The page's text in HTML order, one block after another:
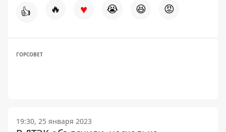
👍 🔥 ♥ 😭 😆 😡
ГОРСОВЕТ
19:30, 25 января 2023